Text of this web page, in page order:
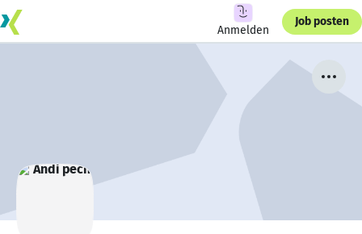
Anmelden
Job posten